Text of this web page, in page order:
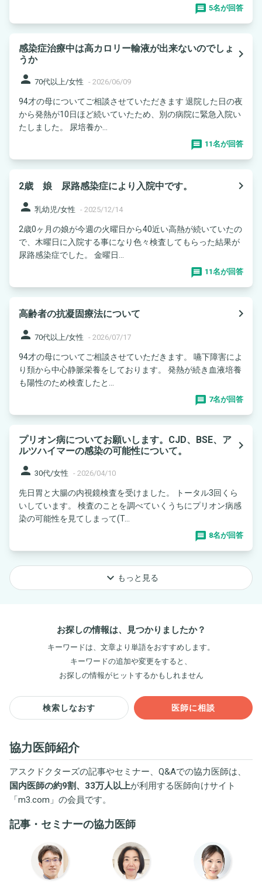
5名が回答
感染症治療中は高カロリー輸液が出来ないのでしょ
うか
navigate_next
person 70代以上/女性 - 2026/06/09
94才の母についてご相談させていただきます 退院した日の夜
から発熱が10日ほど続いていたため、別の病院に緊急入院い
たしました。 尿培養か...
11名が回答
2歳 娘 尿路感染症により入院中です。
navigate_next
person 乳幼児/女性 - 2025/12/14
2歳0ヶ月の娘が今週の火曜日から40近い高熱が続いていたの
で、木曜日に入院する事になり色々検査してもらった結果が
尿路感染症でした。 金曜日...
11名が回答
高齢者の抗凝固療法について
navigate_next
person 70代以上/女性 - 2026/07/17
94才の母についてご相談させていただきます。 嚥下障害によ
り頚から中心静脈栄養をしております。 発熱が続き血液培養
も陽性のため検査したと...
7名が回答
プリオン病についてお願いします。CJD、BSE、ア
ルツハイマーの感染の可能性について。
navigate_next
person 30代/女性 - 2026/04/10
先日胃と大腸の内視鏡検査を受けました。 トータル3回くら
いしています。 検査のことを調べていくうちにプリオン病感
染の可能性を見てしまって(T...
8名が回答
keyboard_arrow_down もっと見る
お探しの情報は、見つかりましたか？
キーワードは、文章より単語をおすすめします。
キーワードの追加や変更をすると、
お探しの情報がヒットするかもしれません
検索しなおす 医師に相談
協力医師紹介
アスクドクターズの記事やセミナー、Q&Aでの協力医師は、
国内医師の約9割、33万人以上が利用する医師向けサイト
「m3.com 」の会員です。
記事・セミナーの協力医師